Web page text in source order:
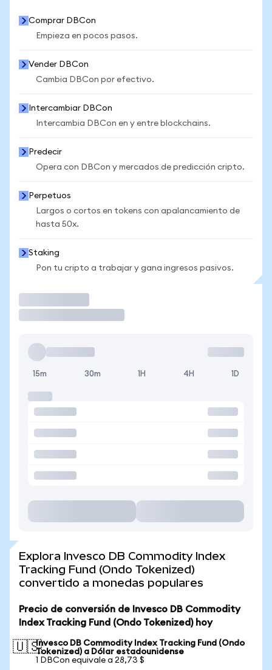
Comprar DBCon
Empieza en pocos pasos.
Vender DBCon
Cambia DBCon por efectivo.
Intercambiar DBCon
Intercambia DBCon en y entre blockchains.
Predecir
Opera con DBCon y mercados de predicción cripto.
Perpetuos
Largos o cortos en tokens con apalancamiento de
hasta 50x.
Staking
Pon tu cripto a trabajar y gana ingresos pasivos.
15m 30m 1H 4H 1D
Explora Invesco DB Commodity Index
Tracking Fund (Ondo Tokenized)
convertido a monedas populares
Precio de conversión de Invesco DB Commodity
Index Tracking Fund (Ondo Tokenized) hoy
🇺🇸Invesco DB Commodity Index Tracking Fund (Ondo
Tokenized) a Dólar estadounidense
1 DBCon equivale a 28,73 $